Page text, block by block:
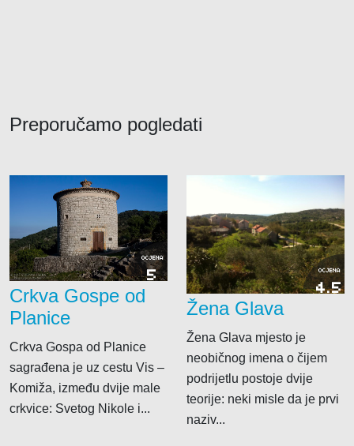
Preporučamo pogledati
OCJENA
5
Crkva Gospe od
Planice
Crkva Gospa od Planice
sagrađena je uz cestu Vis –
Komiža, između dvije male
crkvice: Svetog Nikole i...
OCJENA
4.5
Žena Glava
Žena Glava mjesto je
neobičnog imena o čijem
podrijetlu postoje dvije
teorije: neki misle da je prvi
naziv...